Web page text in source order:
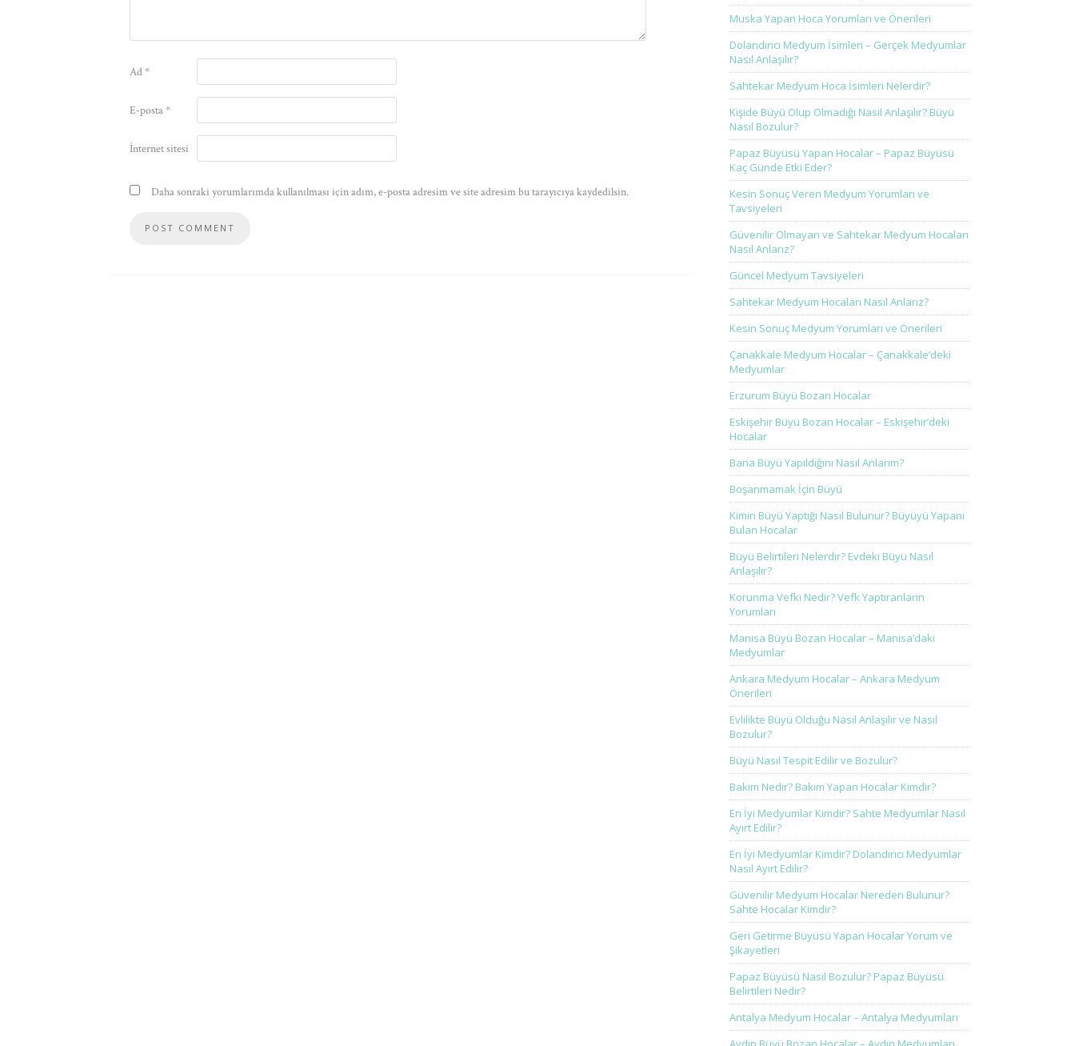
Ad*
E-posta*
İnternet sitesi
Daha sonraki yorumlarımda kullanılması için adım, e-posta adresim ve site adresim bu tarayıcıya kaydedilsin.
Muska Yapan Hoca Yorumları ve Önerileri
Dolandırıcı Medyum İsimleri – Gerçek Medyumlar
Nasıl Anlaşılır?
Sahtekar Medyum Hoca İsimleri Nelerdir?
Kişide Büyü Olup Olmadığı Nasıl Anlaşılır? Büyü
Nasıl Bozulur?
Papaz Büyüsü Yapan Hocalar – Papaz Büyüsü
Kaç Günde Etki Eder?
Kesin Sonuç Veren Medyum Yorumları ve
Tavsiyeleri
Güvenilir Olmayan ve Sahtekar Medyum Hocaları
Nasıl Anlarız?
Güncel Medyum Tavsiyeleri
Sahtekar Medyum Hocaları Nasıl Anlarız?
Kesin Sonuç Medyum Yorumları ve Önerileri
Çanakkale Medyum Hocalar – Çanakkale’deki
Medyumlar
Erzurum Büyü Bozan Hocalar
Eskişehir Büyü Bozan Hocalar – Eskişehir’deki
Hocalar
Bana Büyü Yapıldığını Nasıl Anlarım?
Boşanmamak İçin Büyü
Kimin Büyü Yaptığı Nasıl Bulunur? Büyüyü Yapanı
Bulan Hocalar
Büyü Belirtileri Nelerdir? Evdeki Büyü Nasıl
Anlaşılır?
Korunma Vefki Nedir? Vefk Yaptıranların
Yorumları
Manisa Büyü Bozan Hocalar – Manisa’daki
Medyumlar
Ankara Medyum Hocalar – Ankara Medyum
Önerileri
Evlilikte Büyü Olduğu Nasıl Anlaşılır ve Nasıl
Bozulur?
Büyü Nasıl Tespit Edilir ve Bozulur?
Bakım Nedir? Bakım Yapan Hocalar Kimdir?
En İyi Medyumlar Kimdir? Sahte Medyumlar Nasıl
Ayırt Edilir?
En İyi Medyumlar Kimdir? Dolandırıcı Medyumlar
Nasıl Ayırt Edilir?
Güvenilir Medyum Hocalar Nereden Bulunur?
Sahte Hocalar Kimdir?
Geri Getirme Büyüsü Yapan Hocalar Yorum ve
Şikayetleri
Papaz Büyüsü Nasıl Bozulur? Papaz Büyüsü
Belirtileri Nedir?
Antalya Medyum Hocalar – Antalya Medyumları